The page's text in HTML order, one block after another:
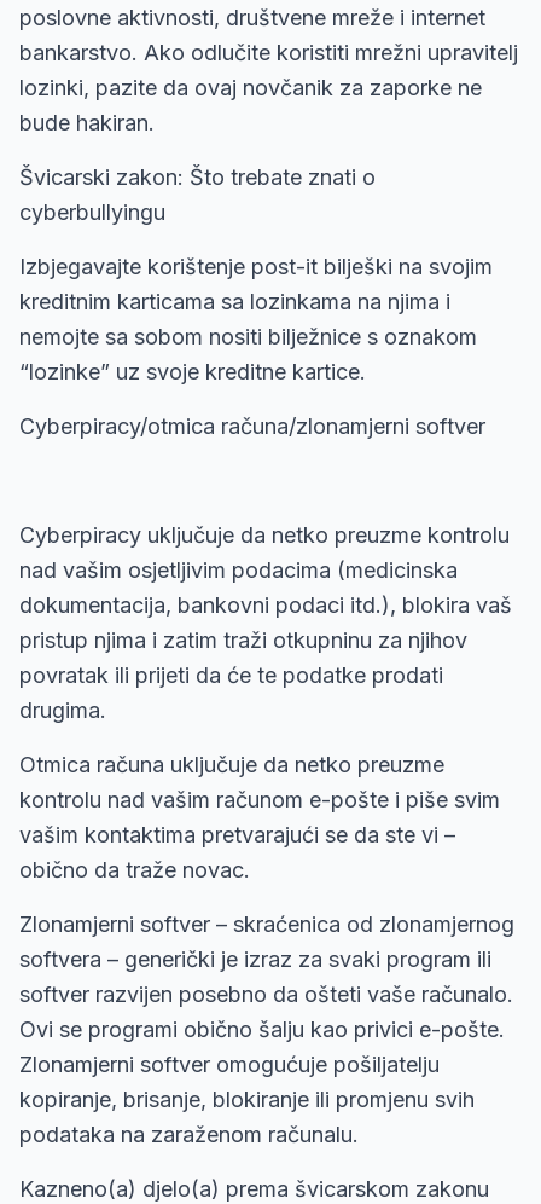
poslovne aktivnosti, društvene mreže i internet
bankarstvo. Ako odlučite koristiti mrežni upravitelj
lozinki, pazite da ovaj novčanik za zaporke ne
bude hakiran.
Švicarski zakon: Što trebate znati o
cyberbullyingu
Izbjegavajte korištenje post-it bilješki na svojim
kreditnim karticama sa lozinkama na njima i
nemojte sa sobom nositi bilježnice s oznakom
“lozinke” uz svoje kreditne kartice.
Cyberpiracy/otmica računa/zlonamjerni softver
Cyberpiracy uključuje da netko preuzme kontrolu
nad vašim osjetljivim podacima (medicinska
dokumentacija, bankovni podaci itd.), blokira vaš
pristup njima i zatim traži otkupninu za njihov
povratak ili prijeti da će te podatke prodati
drugima.
Otmica računa uključuje da netko preuzme
kontrolu nad vašim računom e-pošte i piše svim
vašim kontaktima pretvarajući se da ste vi –
obično da traže novac.
Zlonamjerni softver – skraćenica od zlonamjernog
softvera – generički je izraz za svaki program ili
softver razvijen posebno da ošteti vaše računalo.
Ovi se programi obično šalju kao privici e-pošte.
Zlonamjerni softver omogućuje pošiljatelju
kopiranje, brisanje, blokiranje ili promjenu svih
podataka na zaraženom računalu.
Kazneno(a) djelo(a) prema švicarskom zakonu